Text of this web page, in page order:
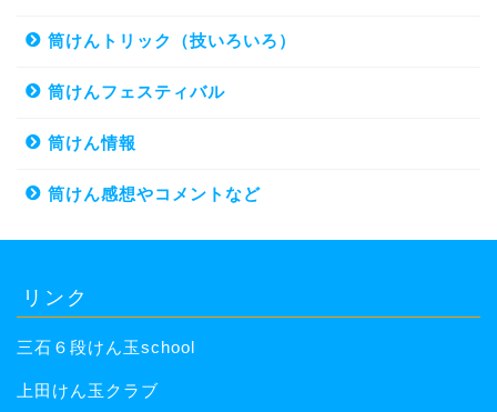
筒けんトリック（技いろいろ）
筒けんフェスティバル
筒けん情報
筒けん感想やコメントなど
リンク
三石６段けん玉school
上田けん玉クラブ